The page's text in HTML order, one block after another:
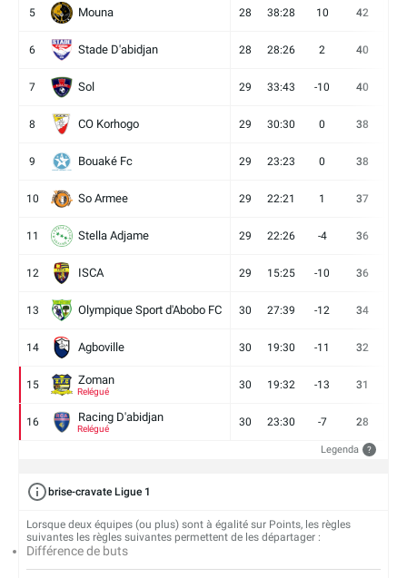
5 Mouna 28 38:28 10 42
6 Stade D'abidjan 28 28:26 2 40
7 Sol 29 33:43 -10 40
8 CO Korhogo 29 30:30 0 38
9 Bouaké Fc 29 23:23 0 38
10 So Armee 29 22:21 1 37
11 Stella Adjame 29 22:26 -4 36
12 ISCA 29 15:25 -10 36
13 Olympique Sport d'Abobo FC 30 27:39 -12 34
14 Agboville 30 19:30 -11 32
15 Zoman
Relégué
30 19:32 -13 31
16 Racing D'abidjan
Relégué
30 23:30 -7 28
Legenda ?
brise-cravate Ligue 1
Lorsque deux équipes (ou plus) sont à égalité sur Points, les règles
suivantes les règles suivantes permettent de les départager :
Différence de buts